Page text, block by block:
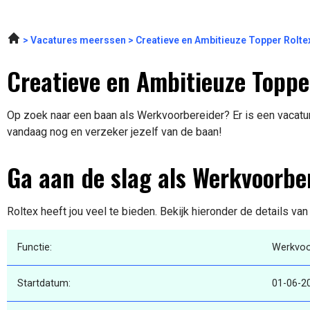
Vacatures meerssen Creatieve en Ambitieuze Topper
Creatieve en Ambitieuze
Op zoek naar een baan als Werkvoorbereider? Er is een
vandaag nog en verzeker jezelf van de baan!
Ga aan de slag als
Roltex heeft jou veel te bieden. Bekijk hieronder de details van
Functie:
Startdatum: 01-06-